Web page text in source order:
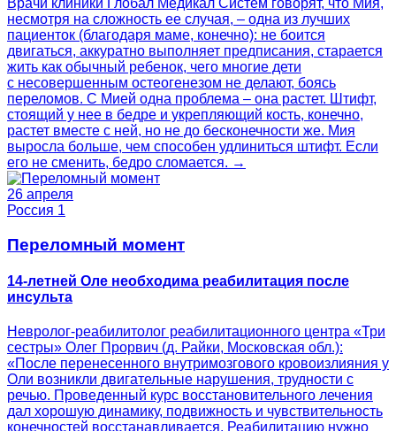
Врачи клиники Глобал Медикал Систем говорят, что Мия,
несмотря на сложность ее случая, – одна из лучших
пациенток (благодаря маме, конечно): не боится
двигаться, аккуратно выполняет предписания, старается
жить как обычный ребенок, чего многие дети
с несовершенным остеогенезом не делают, боясь
переломов. С Мией одна проблема – она растет. Штифт,
стоящий у нее в бедре и укрепляющий кость, конечно,
растет вместе с ней, но не до бесконечности же. Мия
выросла больше, чем способен удлиниться штифт. Если
его не сменить, бедро сломается. →
26 апреля
Россия 1
Переломный момент
14-летней Оле необходима реабилитация после
инсульта
Невролог-реабилитолог реабилитационного центра «Три
сестры» Олег Прорвич (д. Райки, Московская обл.):
«После перенесенного внутримозгового кровоизлияния у
Оли возникли двигательные нарушения, трудности с
речью. Проведенный курс восстановительного лечения
дал хорошую динамику, подвижность и чувствительность
конечностей восстанавливается. Реабилитацию нужно